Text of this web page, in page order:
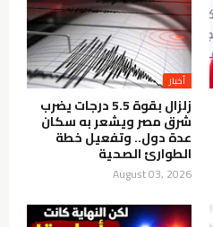
أخبار
زلزال بقوة 5.5 درجات يضرب
شرق مصر ويشعر به سكان
عدة دول.. وتفعيل خطة
الطوارئ الصحية
August 03, 2026